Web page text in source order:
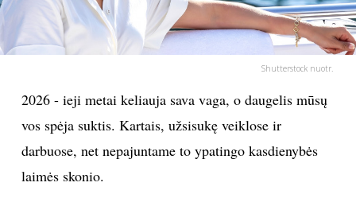
ASTROLOGIJA
LAISVALAIKIS
Shutterstock nuotr.
2026 - ieji metai keliauja sava vaga, o daugelis mūsų
vos spėja suktis. Kartais, užsisukę veiklose ir
darbuose, net nepajuntame to ypatingo kasdienybės
laimės skonio.